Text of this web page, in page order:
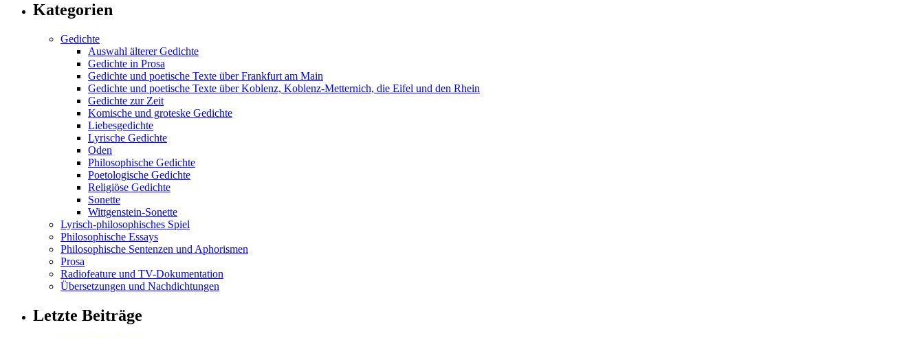
Kategorien
Gedichte
Auswahl älterer Gedichte
Gedichte in Prosa
Gedichte und poetische Texte über Frankfurt am Main
Gedichte und poetische Texte über Koblenz, Koblenz-Metternich, die Eifel und den Rhein
Gedichte zur Zeit
Komische und groteske Gedichte
Liebesgedichte
Lyrische Gedichte
Oden
Philosophische Gedichte
Poetologische Gedichte
Religiöse Gedichte
Sonette
Wittgenstein-Sonette
Lyrisch-philosophisches Spiel
Philosophische Essays
Philosophische Sentenzen und Aphorismen
Prosa
Radiofeature und TV-Dokumentation
Übersetzungen und Nachdichtungen
Letzte Beiträge